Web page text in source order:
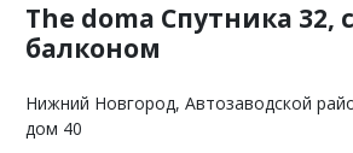
The doma Спутника 32, с
балконом
Нижний Новгород, Автозаводской
дом 40